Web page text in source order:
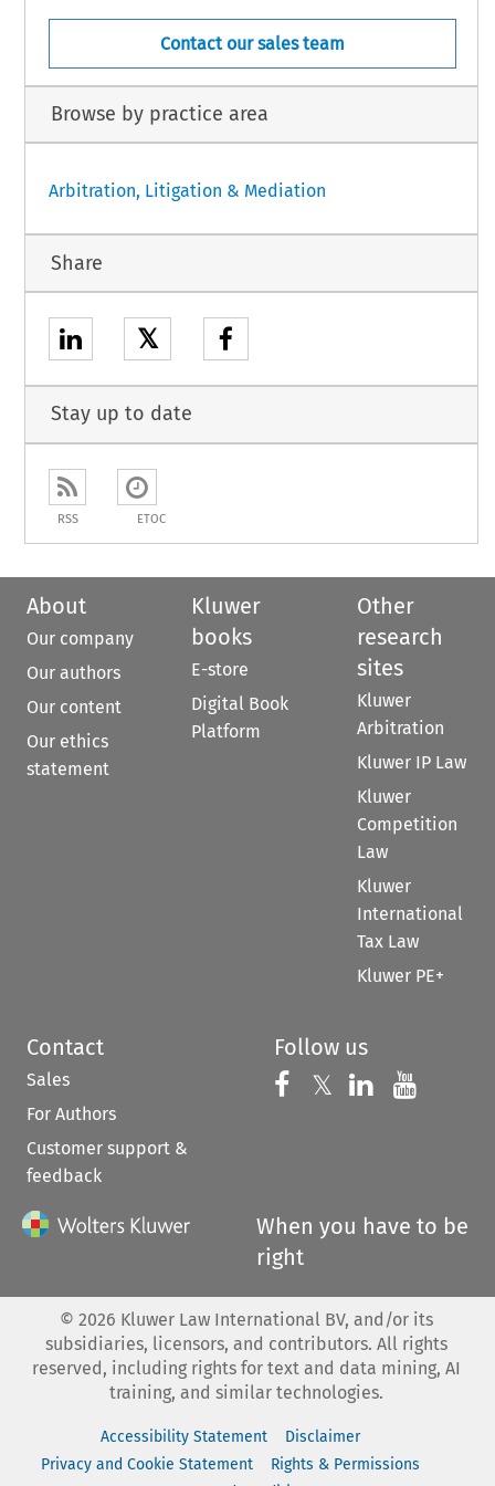
Contact our sales team
Browse by practice area
Arbitration, Litigation & Mediation
Share
𝕏
Stay up to date
RSS ETOC
About
Our company
Our authors
Our content
Our ethics
statement
Kluwer
books
E-store
Digital Book
Platform
Other
research
sites
Kluwer
Arbitration
Kluwer IP Law
Kluwer
Competition
Law
Kluwer
International
Tax Law
Kluwer PE+
Contact
Sales
For Authors
Customer support &
feedback
Follow us
Follow us on
𝕏 Follow us on
Follow us
When you have to be
right
© 2026 Kluwer Law International BV, and/or its
subsidiaries, licensors, and contributors. All rights
reserved, including rights for text and data mining, AI
training, and similar technologies.
Accessibility Statement
Disclaimer
Privacy and Cookie Statement
Rights & Permissions